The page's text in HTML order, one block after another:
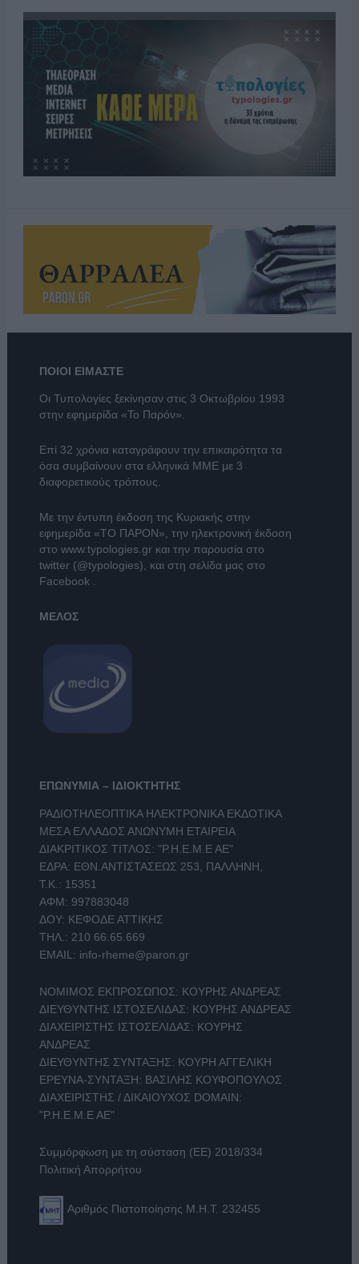
ΠΟΙΟΙ ΕΙΜΑΣΤΕ
Οι Τυπολογίες ξεκίνησαν στις 3 Οκτωβρίου 1993
στην εφημερίδα «Το Παρόν».
Επί 32 χρόνια καταγράφουν την επικαιρότητα τα
όσα συμβαίνουν στα ελληνικά ΜΜΕ με 3
διαφορετικούς τρόπους.
Με την έντυπη έκδοση της Κυριακής στην
εφημερίδα «ΤΟ ΠΑΡΟΝ» , την ηλεκτρονική έκδοση
στο www.typologies.grκαι την παρουσία στο
twitter (@typologies) , και στη σελίδα μας στο
Facebook
ΜΕΛΟΣ
ΕΠΩΝΥΜΙΑ – ΙΔΙΟΚΤΗΤΗΣ
ΡΑΔΙΟΤΗΛΕΟΠΤΙΚΑ ΗΛΕΚΤΡΟΝΙΚΑ ΕΚΔΟΤΙΚΑ
ΜΕΣΑ ΕΛΛΑΔΟΣ ΑΝΩΝΥΜΗ ΕΤΑΙΡΕΙΑ
ΔΙΑΚΡΙΤΙΚΟΣ ΤΙΤΛΟΣ: "Ρ.Η.Ε.Μ.Ε ΑΕ"
ΕΔΡΑ: ΕΘΝ.ΑΝΤΙΣΤΑΣΕΩΣ 253, ΠΑΛΛΗΝΗ,
Τ.Κ.: 15351
ΑΦΜ: 997883048
ΔΟΥ: ΚΕΦΟΔΕ ΑΤΤΙΚΗΣ
ΤΗΛ.: 210 66.65.669
EMAIL: info-rheme@paron.gr
ΝΟΜΙΜΟΣ ΕΚΠΡΟΣΩΠΟΣ: ΚΟΥΡΗΣ ΑΝΔΡΕΑΣ
ΔΙΕΥΘΥΝΤΗΣ ΙΣΤΟΣΕΛΙΔΑΣ: ΚΟΥΡΗΣ ΑΝΔΡΕΑΣ
ΔΙΑΧΕΙΡΙΣΤΗΣ ΙΣΤΟΣΕΛΙΔΑΣ: ΚΟΥΡΗΣ
ΑΝΔΡΕΑΣ
ΔΙΕΥΘΥΝΤΗΣ ΣΥΝΤΑΞΗΣ: ΚΟΥΡΗ ΑΓΓΕΛΙΚΗ
ΕΡΕΥΝΑ-ΣΥΝΤΑΞΗ: ΒΑΣΙΛΗΣ ΚΟΥΦΟΠΟΥΛΟΣ
ΔΙΑΧΕΙΡΙΣΤΗΣ / ΔΙΚΑΙΟΥΧΟΣ DOMAIN:
"Ρ.Η.Ε.Μ.Ε ΑΕ"
Συμμόρφωση με τη σύσταση (ΕΕ) 2018/334
Πολιτική Απορρήτου
Αριθμός Πιστοποίησης Μ.Η.Τ. 232455